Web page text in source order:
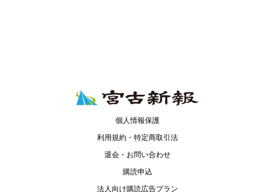
個人情報保護
利用規約・特定商取引法
退会・お問い合わせ
購読申込
法人向け購読広告プラン